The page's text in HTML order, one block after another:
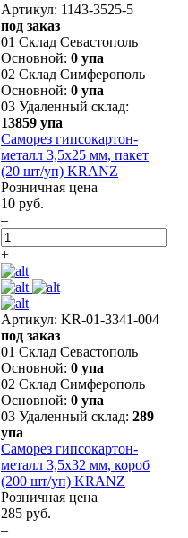
Артикул: 1143-3525-5
под заказ
01 Склад Севастополь
Основной: 0 упа
02 Склад Симферополь
Основной: 0 упа
03 Удаленный склад:
13859 упа
Саморез гипсокартон-
металл 3,5х25 мм, пакет
(20 шт/уп) KRANZ
Розничная цена
10 руб.
–
+
Артикул: KR-01-3341-004
под заказ
01 Склад Севастополь
Основной: 0 упа
02 Склад Симферополь
Основной: 0 упа
03 Удаленный склад: 289
упа
Саморез гипсокартон-
металл 3,5х32 мм, короб
(200 шт/уп) KRANZ
Розничная цена
285 руб.
–